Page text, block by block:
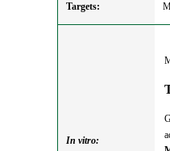
Targets:
In vitro: